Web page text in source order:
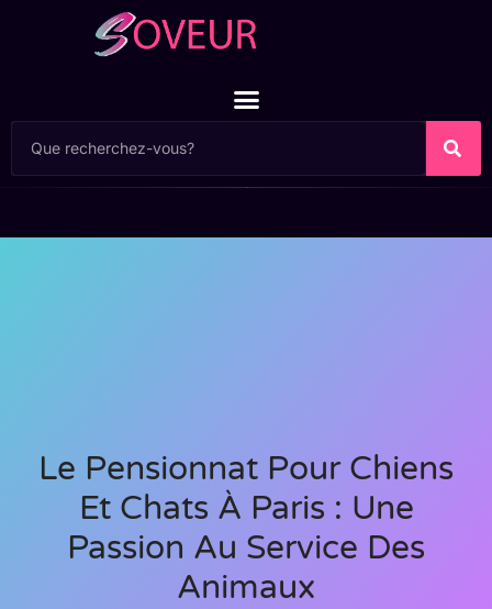
Le Pensionnat Pour Chiens
Et Chats À Paris : Une
Passion Au Service Des
Animaux